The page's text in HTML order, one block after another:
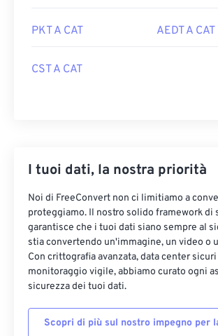
PKT A CAT AEDT A CAT
CST A CAT
I tuoi dati, la nostra priorità
Noi di FreeConvert non ci limitiamo a
proteggiamo. Il nostro solido framework di
garantisce che i tuoi dati siano sempre al
stia convertendo un'immagine, un video o
Con crittografia avanzata, data center sicuri
monitoraggio vigile, abbiamo curato ogni
sicurezza dei tuoi dati.
Scopri di più sul nostro impegno per